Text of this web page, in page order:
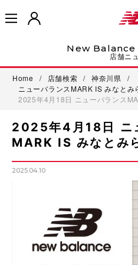
New
店舗ニ
Home / 店舗検索 / 神奈川県
/
ニューバランスMARK IS みなとみ
2025年4月18日 ニューバランス
2025年4月18日 ニ
MARK IS みなとみ
2025.04.10